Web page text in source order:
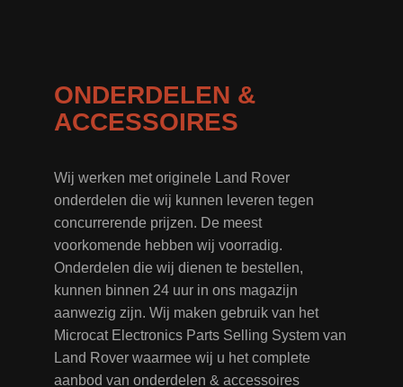
ONDERDELEN &
ACCESSOIRES
Wij werken met originele Land Rover
onderdelen die wij kunnen leveren tegen
concurrerende prijzen. De meest
voorkomende hebben wij voorradig.
Onderdelen die wij dienen te bestellen,
kunnen binnen 24 uur in ons magazijn
aanwezig zijn. Wij maken gebruik van het
Microcat Electronics Parts Selling System van
Land Rover waarmee wij u het complete
aanbod van onderdelen & accessoires